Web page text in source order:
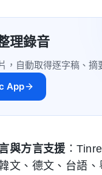
理錄音
，自動取得逐字稿、摘
App
與方言支援 ：
文、德文、台語